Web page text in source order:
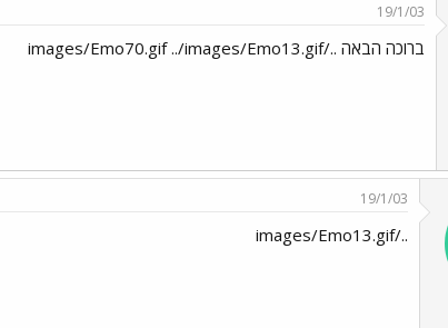
19/1/03
ברוכה הבאה ../images/Emo70.gif ../images/Emo13.gif
19/1/03
../images/Emo13.gif